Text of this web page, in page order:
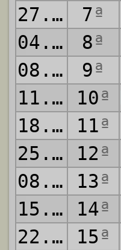
27.11.1927
7ª
04.12.1927
8ª
08.12.1927
9ª
11.12.1927
10ª
18.12.1927
11ª
25.12.1927
12ª
08.01.1928
13ª
15.01.1928
14ª
22.01.1928
15ª